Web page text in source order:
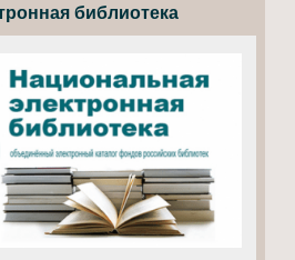
библиотека